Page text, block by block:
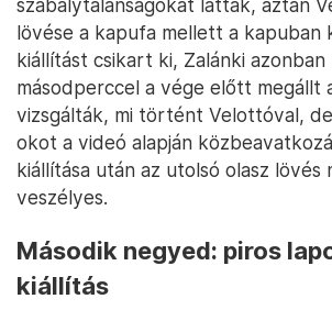
szabálytalanságokat láttak, aztán
lövése a kapufa mellett a kapuban
kiállítást csikart ki, Zalánki azonban
másodperccel a vége előtt megállt
vizsgálták, mi történt Velottóval,
okot a videó alapján
kiállítása után az utolsó olasz lövés
veszélyes.
Második negyed: piros
kiállítás